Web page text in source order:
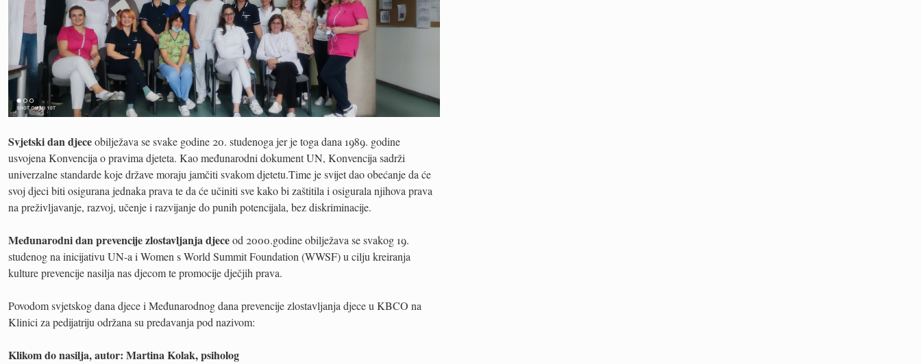
Svjetski dan djeceobilježava se svake godine 20. studenoga jer je toga dana 1989. godine
usvojena Konvencija o pravima djeteta. Kao međunarodni dokument UN, Konvencija sadrži
univerzalne standarde koje države moraju jamčiti svakom djetetu.Time je svijet dao obećanje da će
svoj djeci biti osigurana jednaka prava te da će učiniti sve kako bi zaštitila i osigurala njihova prava
na preživljavanje, razvoj, učenje i razvijanje do punih potencijala, bez diskriminacije.
Međunarodni dan prevencije zlostavljanja djeceod 2000.godine obilježava se svakog 19.
studenog na inicijativu UN-a i Women s World Summit Foundation (WWSF) u cilju kreiranja
kulture prevencije nasilja nas djecom te promocije dječjih prava.
Povodom svjetskog dana djece i Međunarodnog dana prevencije zlostavljanja djece u KBCO na
Klinici za pedijatriju održana su predavanja pod nazivom:
Klikom do nasilja, autor: Martina Kolak, psiholog